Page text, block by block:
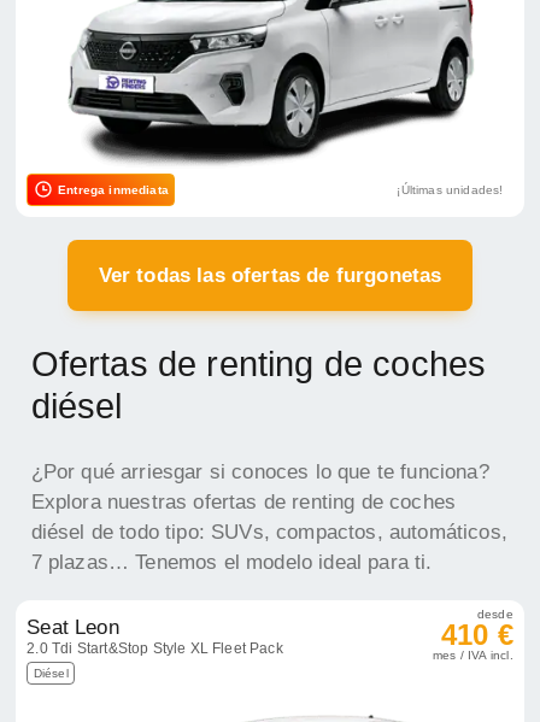
Entrega inmediata ¡Últimas unidades!
Ver todas las ofertas de furgonetas
Ofertas de renting de coches
diésel
¿Por qué arriesgar si conoces lo que te funciona?
Explora nuestras ofertas de renting de coches
diésel de todo tipo: SUVs, compactos, automáticos,
7 plazas… Tenemos el modelo ideal para ti.
Seat Leon
2.0 Tdi Start&Stop Style XL Fleet Pack
Diésel
desde
410 €
mes / IVA incl.